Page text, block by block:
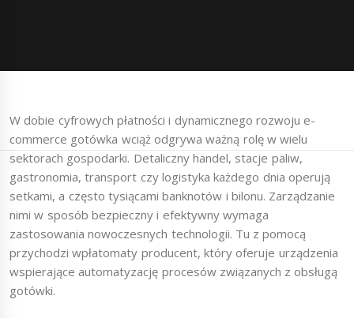
W dobie cyfrowych płatności i dynamicznego rozwoju e-
commerce gotówka wciąż odgrywa ważną rolę w wielu
sektorach gospodarki. Detaliczny handel, stacje paliw,
gastronomia, transport czy logistyka każdego dnia operują
setkami, a często tysiącami banknotów i bilonu. Zarządzanie
nimi w sposób bezpieczny i efektywny wymaga
zastosowania nowoczesnych technologii. Tu z pomocą
przychodzi wpłatomaty producent, który oferuje urządzenia
wspierające automatyzację procesów związanych z obsługą
gotówki.